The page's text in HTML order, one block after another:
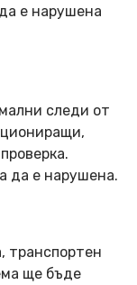
е нарушена
следи от
да е нарушена.
транспортен
ще бъде